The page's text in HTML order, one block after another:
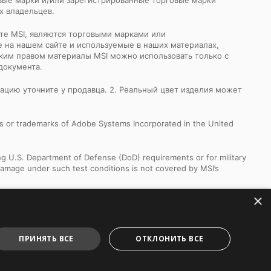
владельцев.
MSI, являются торговыми марками или
нашем сайте и используемые в наших материалах,
правом материалы MSI можно использовать только с
уточните у продавца. 2. Реальный цвет изделия может
trademarks of Adobe Systems Incorporated in the United
U.S. Department of Defense (DoD) requirements or for military
under such test conditions is not covered by MSI’s
compatibility and performance may be subject to change
detailed information and technical specification.
×
ПРИНЯТЬ ВСЕ ОТКЛОНИТЬ ВСЕ